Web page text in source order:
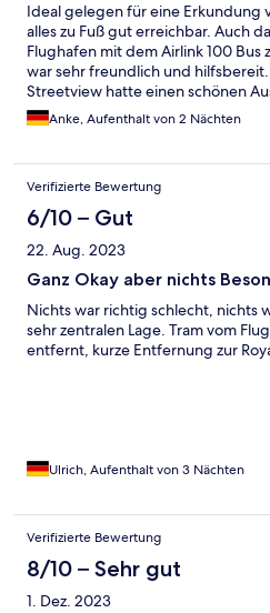
Ideal gelegen für eine Erkundung
alles zu Fuß gut erreichbar. Auch
Flughafen mit dem Airlink 100 Bus
war sehr freundlich und
Streetview hatte einen schönen
Verkehrslärm zu hören.
Anke, Aufenthalt von 2 Nächten
Verifizierte Bewertung
6/10 – Gut
22. Aug. 2023
Ganz Okay aber nichts
Nichts war richtig schlecht, nichts
sehr zentralen Lage. Tram vom
entfernt, kurze Entfernung zur
Ulrich, Aufenthalt von 3 Nächten
Verifizierte Bewertung
8/10 – Sehr gut
1. Dez. 2023